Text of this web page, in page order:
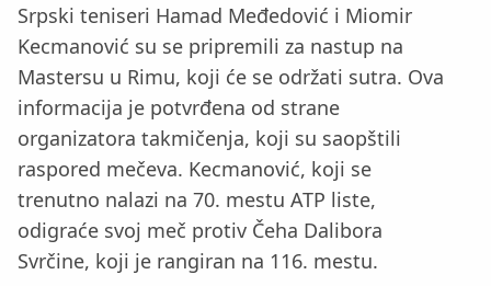
Srpski teniseri Hamad Međedović i Miomir
Kecmanović su se pripremili za nastup na
Mastersu u Rimu, koji će se održati sutra. Ova
informacija je potvrđena od strane
organizatora takmičenja, koji su saopštili
raspored mečeva. Kecmanović, koji se
trenutno nalazi na 70. mestu ATP liste,
odigraće svoj meč protiv Čeha Dalibora
Svrčine, koji je rangiran na 116. mestu.